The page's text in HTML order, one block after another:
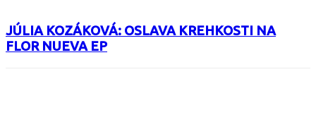
JÚLIA KOZÁKOVÁ: OSLAVA KREHKOSTI NA
FLOR NUEVA EP